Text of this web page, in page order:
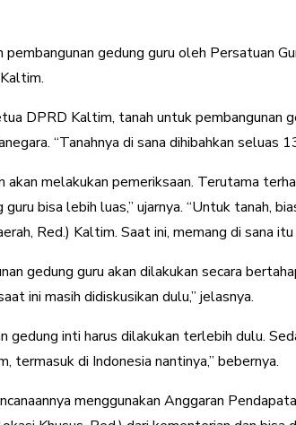
gedung guru oleh Persatuan
DPRD Kaltim, tanah untuk pembangunan
“Tanahnya di sana dihibahkan seluas
melakukan pemeriksaan. Terutama
bisa lebih luas,” ujarnya. “Untuk tanah,
Red.) Kaltim. Saat ini, memang di sana
gedung guru akan dilakukan secara
ini masih didiskusikan dulu,” jelasnya.
gedung inti harus dilakukan terlebih dulu.
termasuk di Indonesia nantinya,” bebernya.
menggunakan Anggaran